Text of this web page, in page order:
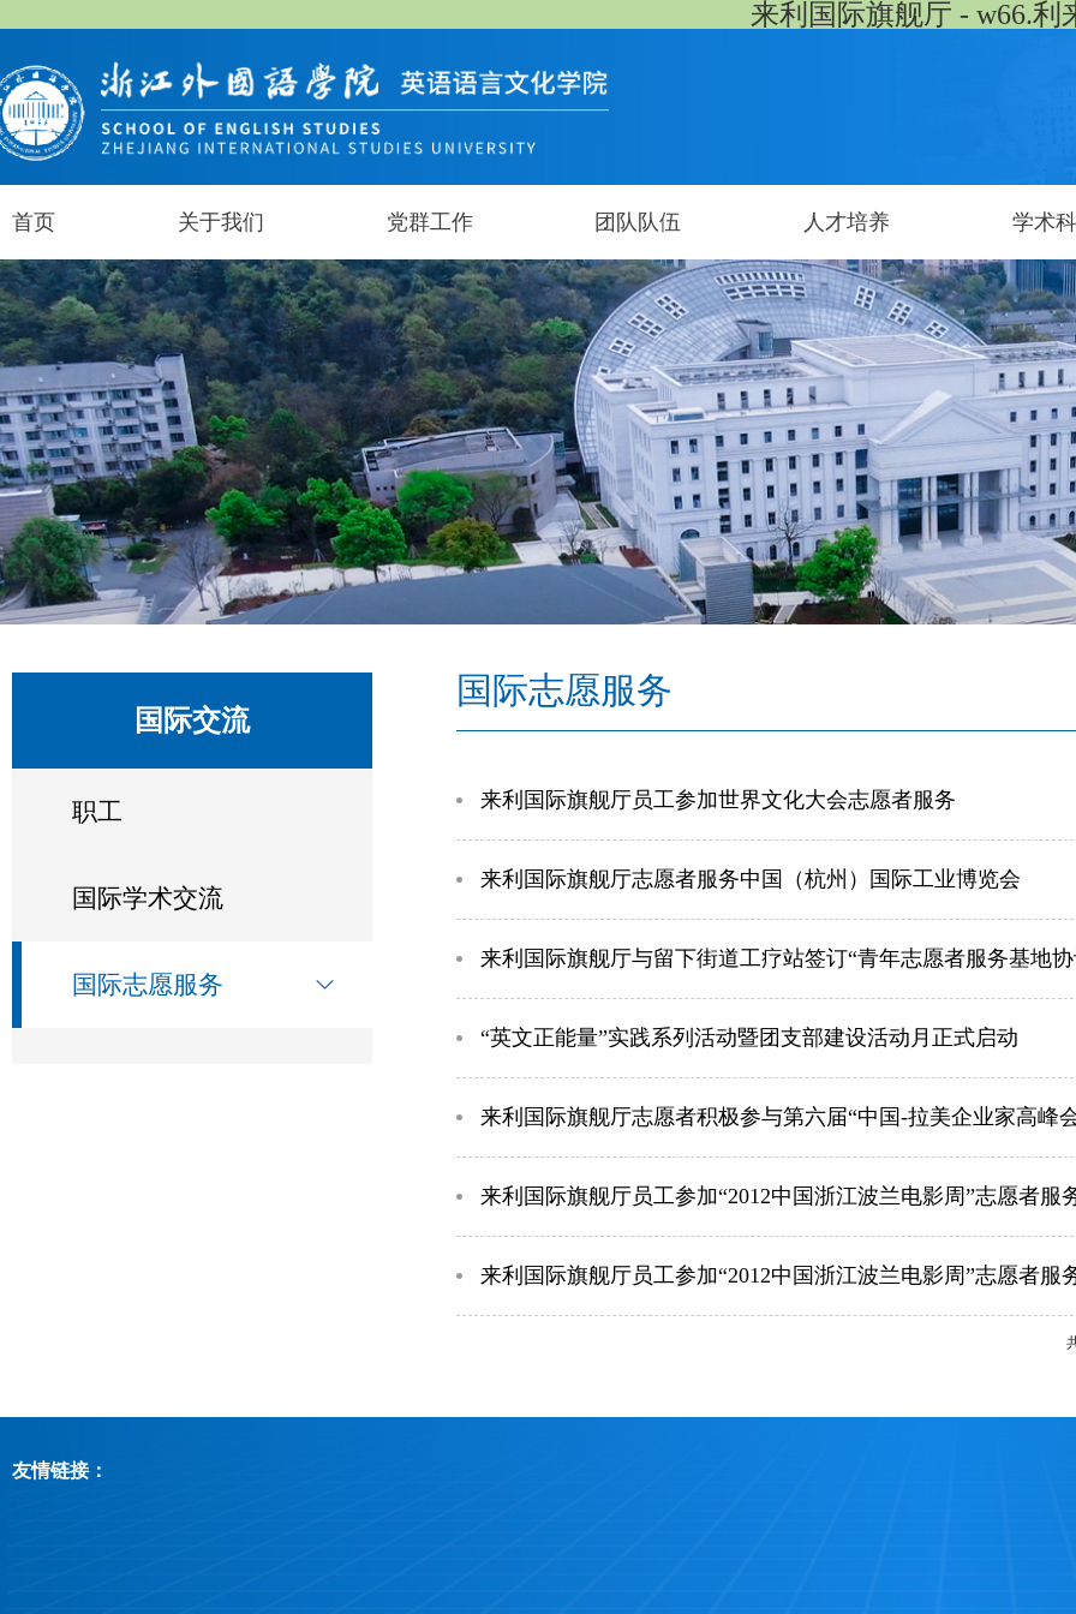
来利国际旗舰厅 - w66.利
首页 关于我们 党群工作 团队队伍 人才培养 学术
国际交流
职工
国际学术交流
国际志愿服务
国际志愿服务
​来利国际旗舰厅员工参加世界文化大会志愿者服务
​来利国际旗舰厅志愿者服务中国（杭州）国际工业博览会
来利国际旗舰厅与留下街道工疗站签订“青年志愿者服务基地
“英文正能量”实践系列活动暨团支部建设活动月正式启动
来利国际旗舰厅志愿者积极参与第六届“中国-拉美企业家高峰
来利国际旗舰厅员工参加“2012中国浙江波兰电影周”志愿者服
来利国际旗舰厅员工参加“2012中国浙江波兰电影周”志愿者服
友情链接：